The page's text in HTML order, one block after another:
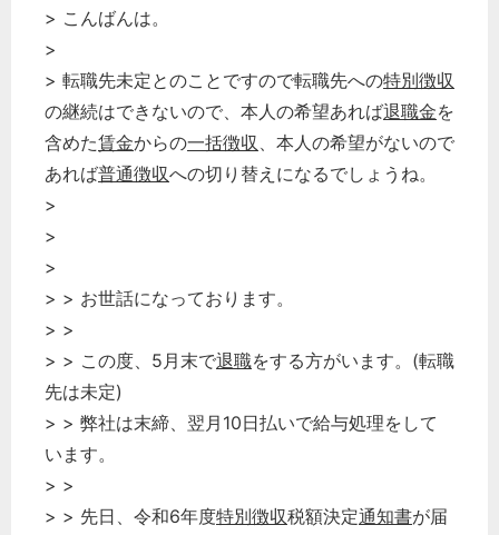
> こんばんは。
>
> 転職先未定とのことですので転職先への特別徴収
の継続はできないので、本人の希望あれば退職金を
含めた賃金からの一括徴収、本人の希望がないので
あれば普通徴収への切り替えになるでしょうね。
>
>
>
> > お世話になっております。
> >
> > この度、5月末で退職をする方がいます。(転職
先は未定)
> > 弊社は末締、翌月10日払いで給与処理をして
います。
> >
> > 先日、令和6年度特別徴収税額決定通知書が届